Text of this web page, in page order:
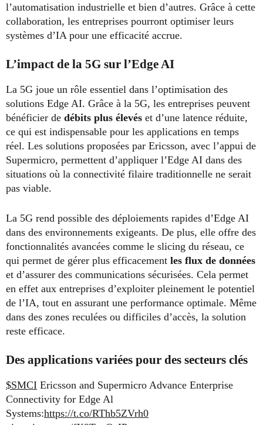
l’automatisation industrielle et bien d’autres. Grâce à cette
collaboration, les entreprises pourront optimiser leurs
systèmes d’IA pour une efficacité accrue.
L’impact de la 5G sur l’Edge AI
La 5G joue un rôle essentiel dans l’optimisation des
solutions Edge AI. Grâce à la 5G, les entreprises peuvent
bénéficier de débits plus élevés et d’une latence réduite,
ce qui est indispensable pour les applications en temps
réel. Les solutions proposées par Ericsson, avec l’appui de
Supermicro, permettent d’appliquer l’Edge AI dans des
situations où la connectivité filaire traditionnelle ne serait
pas viable.
La 5G rend possible des déploiements rapides d’Edge AI
dans des environnements exigeants. De plus, elle offre des
fonctionnalités avancées comme le slicing du réseau, ce
qui permet de gérer plus efficacement les flux de données
et d’assurer des communications sécurisées. Cela permet
en effet aux entreprises d’exploiter pleinement le potentiel
de l’IA, tout en assurant une performance optimale. Même
dans des zones reculées ou difficiles d’accès, la solution
reste efficace.
Des applications variées pour des secteurs clés
$SMCI Ericsson and Supermicro Advance Enterprise
Connectivity for Edge Al
Systems:https://t.co/RThb5ZVrh0